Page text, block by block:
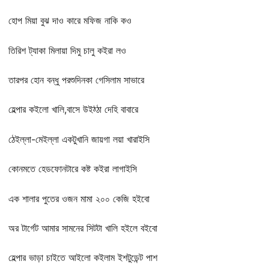
হোপ মিয়া বুঝ দাও কারে মফিজ নাকি কও
তিরিশ ট্যাকা মিলায়া দিমু চালু কইরা লও
তারপর হোন বন্ধু পরশুদিনকা গেসিলাম সাভারে
হেল্পার কইলো খালি,বাসে উইঠ্ঠা দেহি বাবারে
ঠেইল্লা-মেইল্লা একটুখানি জায়গা লয়া খারাইসি
কোনমতে হেডফোনটারে কষ্ট কইরা লাগাইসি
এক শালার পুতের ওজন মামা ২০০ কেজি হইবো
অর টার্গেট আমার সামনের সিটটা খালি হইলে বইবো
হেল্পার ভাড়া চাইতে আইলো কইলাম ইশটুডেন্ট পাশ